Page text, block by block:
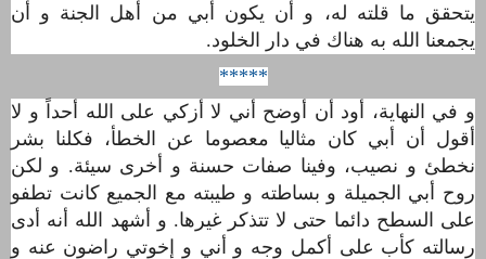
يتحقق ما قلته له، و أن يكون أبي من أهل الجنة و أن
يجمعنا الله به هناك في دار الخلود.
*****
و في النهاية، أود أن أوضح أني لا أزكي على الله أحداً و لا
أقول أن أبي كان مثاليا معصوما عن الخطأ، فكلنا بشر
نخطئ و نصيب، وفينا صفات حسنة و أخرى سيئة. و لكن
روح أبي الجميلة و بساطته و طيبته مع الجميع كانت تطفو
على السطح دائما حتى لا تتذكر غيرها. و أشهد الله أنه أدى
رسالته كأب على أكمل وجه و أني و إخوتي راضون عنه و